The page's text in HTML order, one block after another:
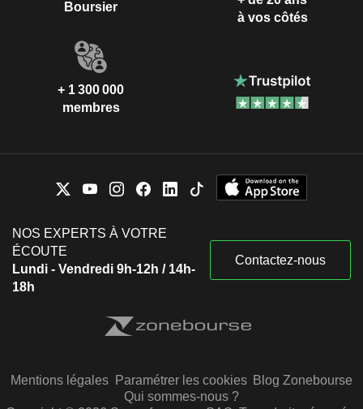
Boursier
à vos côtés
+ 1 300 000
membres
NOS EXPERTS À VOTRE
ÉCOUTE
Lundi - Vendredi 9h-12h / 14h-
18h
Contactez-nous
Mentions légales Paramétrer les cookies Blog Zonebourse
Qui sommes-nous ?